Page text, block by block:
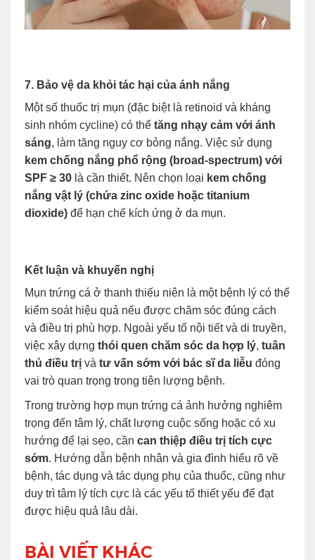
7. Bảo vệ da khỏi tác hại của ánh nắng
Một số thuốc trị mụn (đặc biệt là retinoid và kháng
sinh nhóm cycline) có thể tăng nhạy cảm với ánh
sáng, làm tăng nguy cơ bỏng nắng. Việc sử dụng
kem chống nắng phổ rộng (broad-spectrum) với
SPF ≥ 30 là cần thiết. Nên chọn loại kem chống
nắng vật lý (chứa zinc oxide hoặc titanium
dioxide) để hạn chế kích ứng ở da mụn.
Kết luận và khuyến nghị
Mụn trứng cá ở thanh thiếu niên là một bệnh lý có thể
kiểm soát hiệu quả nếu được chăm sóc đúng cách
và điều trị phù hợp. Ngoài yếu tố nội tiết và di truyền,
việc xây dựng thói quen chăm sóc da hợp lý, tuân
thủ điều trị và tư vấn sớm với bác sĩ da liễu đóng
vai trò quan trọng trong tiên lượng bệnh.
Trong trường hợp mụn trứng cá ảnh hưởng nghiêm
trọng đến tâm lý, chất lượng cuộc sống hoặc có xu
hướng để lại sẹo, cần can thiệp điều trị tích cực
sớm. Hướng dẫn bệnh nhân và gia đình hiểu rõ về
bệnh, tác dụng và tác dụng phụ của thuốc, cũng như
duy trì tâm lý tích cực là các yếu tố thiết yếu để đạt
được hiệu quả lâu dài.
BÀI VIẾT KHÁC